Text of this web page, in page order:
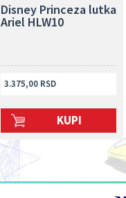
Disney Princeza lutka
Ariel HLW10
3.375,00 RSD
KUPI